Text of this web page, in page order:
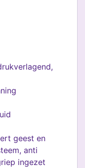
geest en
anti
ingezet